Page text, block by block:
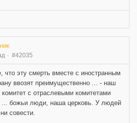
#42035
что эту смерть вместе с иностранным
ввозят преимущественно ... - наш
с отраслевыми комитетами
... божьи люди, наша церковь. У людей
совести.